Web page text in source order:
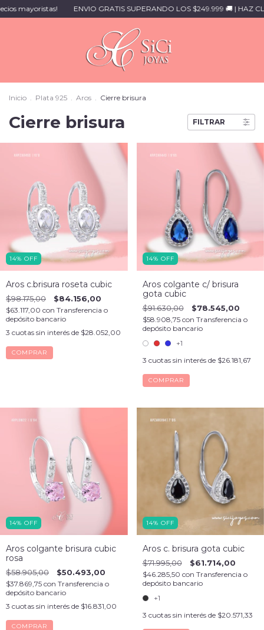
mayoristas! ENVIO GRATIS SUPERANDO LOS $249.999 🚚 | HAZ
Inicio . Plata 925 . Aros . Cierre brisura
Cierre brisura FILTRAR
14% OFF
Aros c.brisura roseta cubic
$98.175,00 $84.156,00
$63.117,00 con Transferencia o
depósito bancario
3 cuotas sin interés de $28.052,00
14% OFF
Aros colgante c/ brisura
gota cubic
$91.630,00 $78.545,00
$58.908,75 con Transferencia o
depósito bancario
+1
3 cuotas sin interés de $26.181,67
COMPRAR
14% OFF
Aros colgante brisura cubic
rosa
$58.905,00 $50.493,00
$37.869,75 con Transferencia o
depósito bancario
3 cuotas sin interés de $16.831,00
14% OFF
Aros c. brisura gota cubic
$71.995,00 $61.714,00
$46.285,50 con Transferencia o
depósito bancario
+1
3 cuotas sin interés de $20.571,33